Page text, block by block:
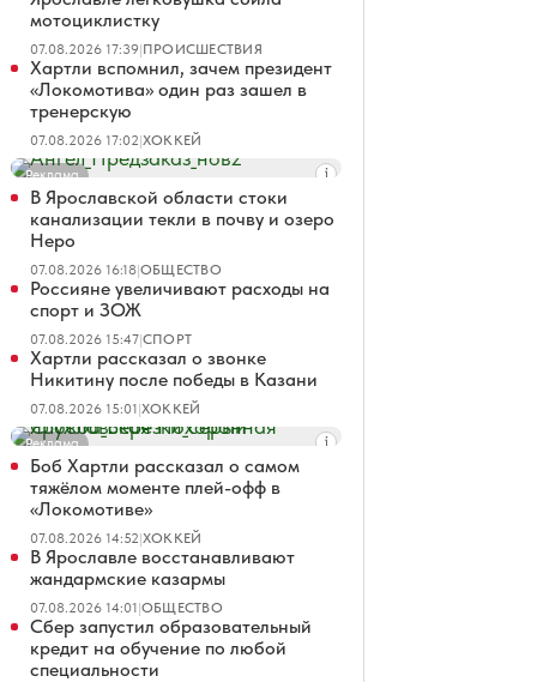
мотоциклистку
07.08.2026 17:39|ПРОИСШЕСТВИЯ
Хартли вспомнил, зачем президент
«Локомотива» один раз зашел в
тренерскую
07.08.2026 17:02|ХОККЕЙ
Реклама
В Ярославской области стоки
канализации текли в почву и озеро
Неро
07.08.2026 16:18|ОБЩЕСТВО
Россияне увеличивают расходы на
спорт и ЗОЖ
07.08.2026 15:47|СПОРТ
Хартли рассказал о звонке
Никитину после победы в Казани
07.08.2026 15:01|ХОККЕЙ
Реклама
Боб Хартли рассказал о самом
тяжёлом моменте плей-офф в
«Локомотиве»
07.08.2026 14:52|ХОККЕЙ
В Ярославле восстанавливают
жандармские казармы
07.08.2026 14:01|ОБЩЕСТВО
Сбер запустил образовательный
кредит на обучение по любой
специальности